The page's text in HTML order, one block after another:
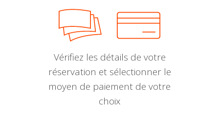
Vérifiez les détails de votre
réservation et sélectionner le
moyen de paiement de votre
choix